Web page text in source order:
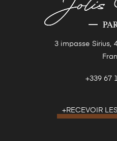
3 impasse Sirius,
+339 67
+RECEVOIR